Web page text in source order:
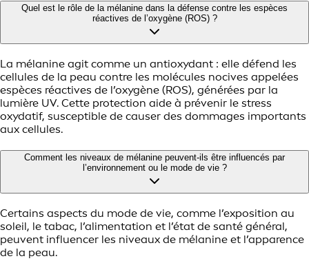
Quel est le rôle de la mélanine dans la défense contre les espèces
réactives de l’oxygène (ROS) ?
La mélanine agit comme un antioxydant : elle défend les
cellules de la peau contre les molécules nocives appelées
espèces réactives de l’oxygène (ROS), générées par la
lumière UV. Cette protection aide à prévenir le stress
oxydatif, susceptible de causer des dommages importants
aux cellules.
Comment les niveaux de mélanine peuvent-ils être influencés par
l’environnement ou le mode de vie ?
Certains aspects du mode de vie, comme l’exposition au
soleil, le tabac, l’alimentation et l’état de santé général,
peuvent influencer les niveaux de mélanine et l’apparence
de la peau.